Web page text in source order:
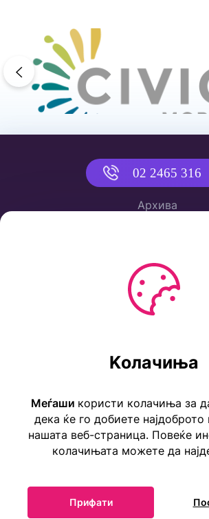
previous
02 2465 316
Архива
Тел: ++389 2 2465 316
Kолачиња
Меѓаши користи колачиња за
дека ќе го добиете најдоброто
нашата веб-страница. Повеќе
колачињата можете да
Прифати